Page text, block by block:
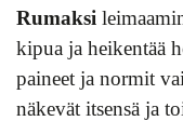
Rumaksi
kipua ja heikentää
paineet ja normit
näkevät itsensä ja